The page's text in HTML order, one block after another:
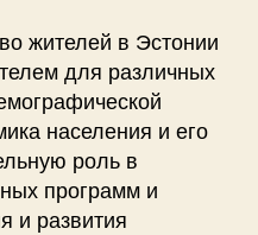
жителей в Эстонии
для различных
населения и его
роль в
программ и
и развития